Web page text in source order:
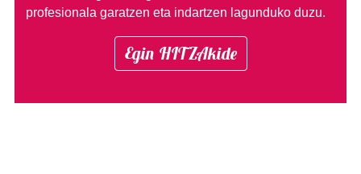
profesionala garatzen eta indartzen lagunduko duzu.
Egin HITZAkide